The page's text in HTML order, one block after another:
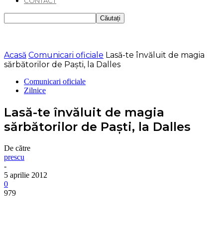
Acasă Comunicari oficiale Lasă-te învăluit de magia
sărbătorilor de Paşti, la Dalles
Comunicari oficiale
Zilnice
Lasă-te învăluit de magia
sărbătorilor de Paşti, la Dalles
De către
prescu
-
5 aprilie 2012
0
979